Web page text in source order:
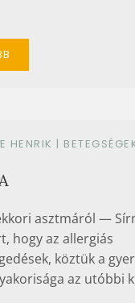
HENRIK |
asztmáról —
hogy az allergiás
köztük a
az utóbbi